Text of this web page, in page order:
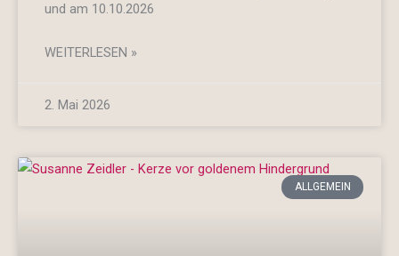
und am 10.10.2026
WEITERLESEN »
2. Mai 2026
ALLGEMEIN